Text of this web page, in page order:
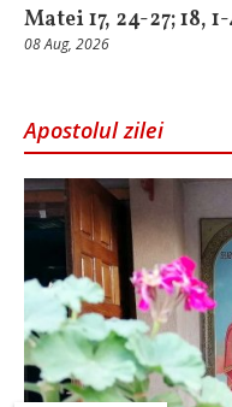
Matei 17, 24-27; 18,
08 Aug, 2026
Apostolul zilei